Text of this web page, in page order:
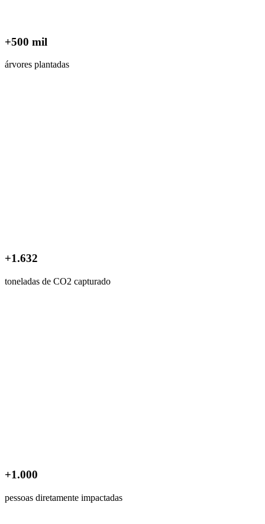
+500 mil
árvores plantadas
+1.632
toneladas de CO2 capturado
+1.000
pessoas diretamente impactadas